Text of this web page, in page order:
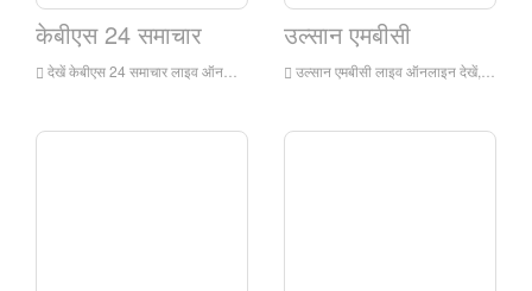
केबीएस 24 समाचार
देखें केबीएस 24 समाचार लाइव ऑनलाइन, केबीएस 24 समाचार एचडी लाइव स्ट्रीमिंग, केबीएस 24 समाचार देखें कोरिया से लाइव टीवी
उल्सान एमबीसी
उल्सान एमबीसी लाइव ऑनलाइन देखें, उल्सान एमबीसी एचडी लाइव स्ट्रीमिंग, कोरिया से उल्सान एमबीसी वॉच लाइव टीवी